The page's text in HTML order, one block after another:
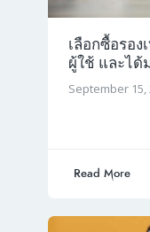
เลือกซื้อรอ
ผู้ใช้ และได้
September 15,
Read More